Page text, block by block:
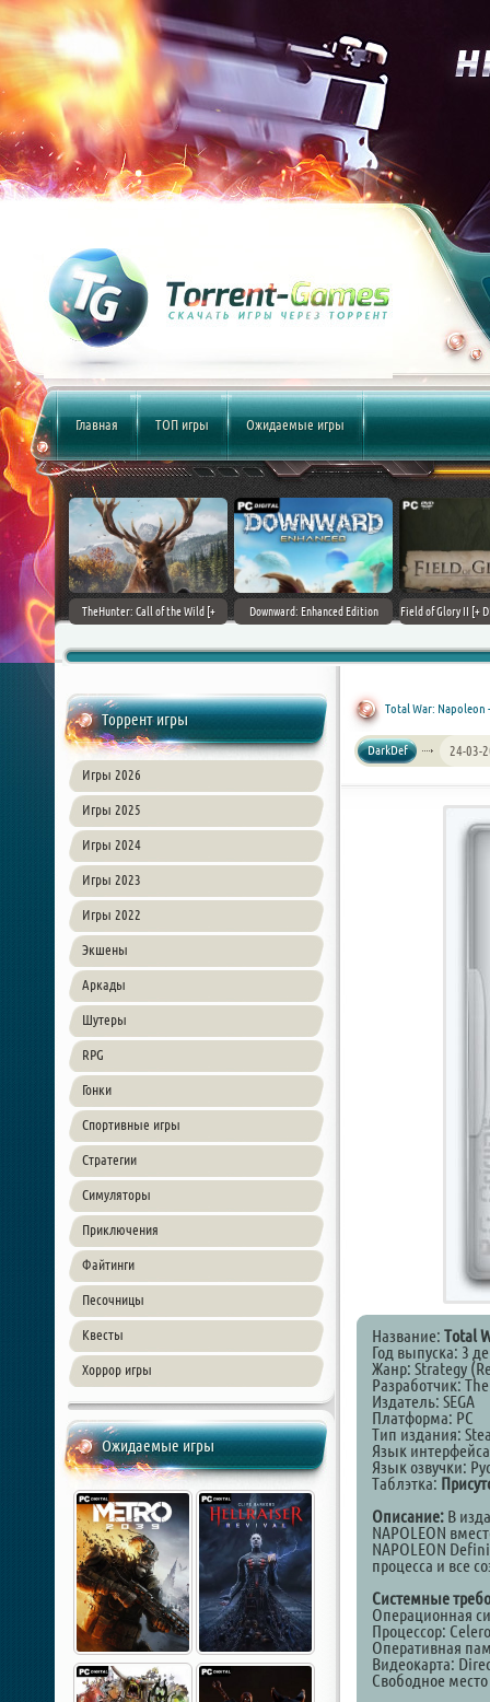
Главная ТОП игры Ожидаемые игры
(2017)
TheHunter: Call of the Wild [+
Downward: Enhanced Edition
Field of Glory II [+
Торрент игры
Игры 2026
Игры 2025
Игры 2024
Игры 2023
Игры 2022
Экшены
Аркады
Шутеры
RPG
Гонки
Спортивные игры
Стратегии
Симуляторы
Приключения
Файтинги
Песочницы
Квесты
Хоррор игры
Ожидаемые игры
Total War: Napoleon
DarkDef 24-03-
Название: Total
Год выпуска: 3
Жанр: Strategy
Разработчик:
Издатель: SEGA
Платформа: PC
Тип издания:
Язык
Язык озвучки:
Таблэтка:
Описание: В
NAPOLEON
NAPOLEON
процесса и все
Системные
Операционная
Процессор:
Оперативная
Видеокарта:
Свободное